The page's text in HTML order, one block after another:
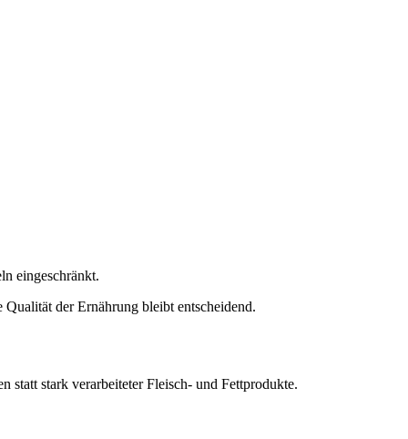
eingeschränkt.
der Ernährung bleibt entscheidend.
statt stark verarbeiteter Fleisch- und Fettprodukte.